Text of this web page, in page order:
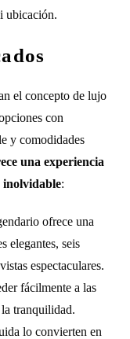
ubicación.
el concepto de lujo
con
y comodidades
una experiencia
inolvidable:
ofrece una
elegantes, seis
espectaculares.
fácilmente a las
tranquilidad.
lo convierten en